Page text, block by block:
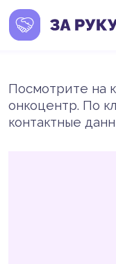
Посмотрите на
онкоцентр. По
контактные